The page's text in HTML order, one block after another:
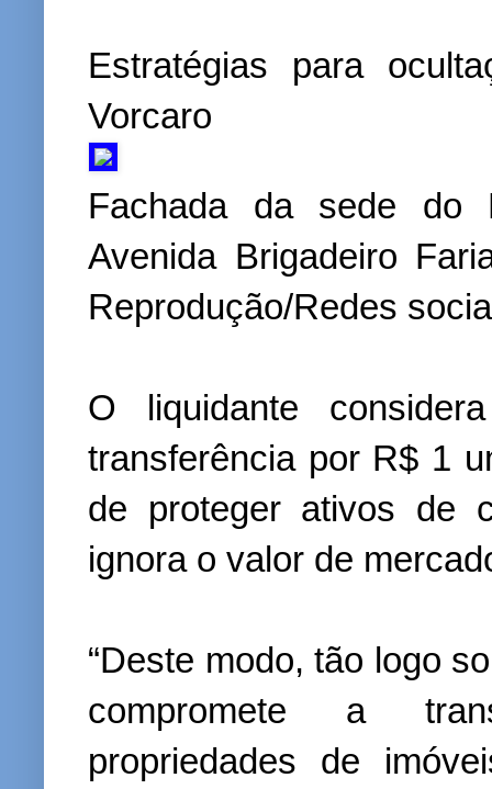
Estratégias para
Vorcaro
Fachada da sede do
Avenida Brigadeiro
Reprodução/Redes
O liquidante
transferência por R$ 1
de proteger ativos de
ignora o valor de
“Deste modo, tão logo
compromete a
propriedades de